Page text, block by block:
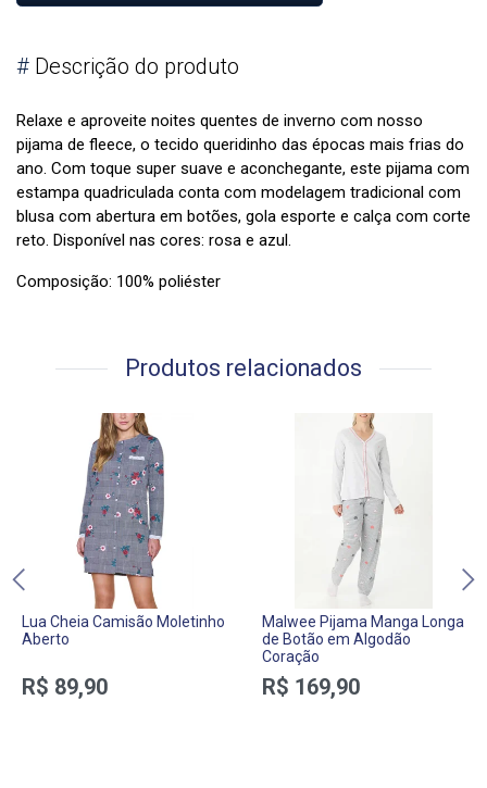
# Descrição do produto
Relaxe e aproveite noites quentes de inverno com nosso
pijama de fleece, o tecido queridinho das épocas mais frias do
ano. Com toque super suave e aconchegante, este pijama com
estampa quadriculada conta com modelagem tradicional com
blusa com abertura em botões, gola esporte e calça com corte
reto. Disponível nas cores: rosa e azul.
Composição: 100% poliéster
Produtos relacionados
Lua Cheia Camisão Moletinho
Aberto
R$ 89,90
Malwee Pijama Manga Longa
de Botão em Algodão
Coração
R$ 169,90